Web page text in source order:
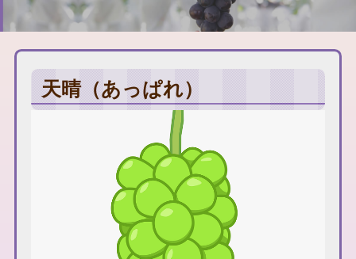
天晴（あっぱれ）